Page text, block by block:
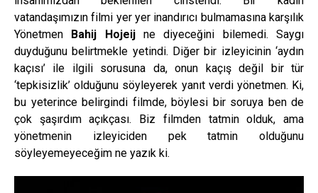
vatandaşımızın filmi yer yer inandırıcı bulmamasına karşılık
Yönetmen
Bahij Hojeijne diyeceğini bilemedi. Saygı
duyduğunu belirtmekle yetindi. Diğer bir izleyicinin ‘aydın
kaçısı’ ile ilgili sorusuna da, onun kaçış değil bir tür
‘tepkisizlik’ olduğunu söyleyerek yanıt verdi yönetmen. Ki,
bu yeterince belirgindi filmde, böylesi bir soruya ben de
çok şaşırdım açıkçası. Biz filmden tatmin olduk, ama
yönetmenin izleyiciden pek tatmin olduğunu
söyleyemeyeceğim ne yazık ki.